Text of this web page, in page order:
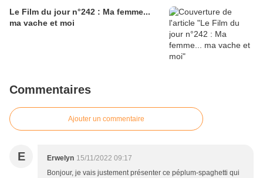
Le Film du jour n°242 : Ma femme...
ma vache et moi
Commentaires
Ajouter un commentaire
E Erwelyn 15/11/2022 09:17
Bonjour, je vais justement présenter ce péplum-spaghetti qui